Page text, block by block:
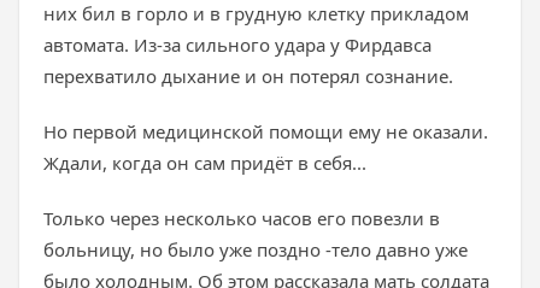
них бил в горло и в грудную клетку прикладом
автомата. Из-за сильного удара у Фирдавса
перехватило дыхание и он потерял сознание.
Но первой медицинской помощи ему не оказали.
Ждали, когда он сам придёт в себя...
Только через несколько часов его повезли в
больницу, но было уже поздно -тело давно уже
было холодным. Об этом рассказала мать солдата